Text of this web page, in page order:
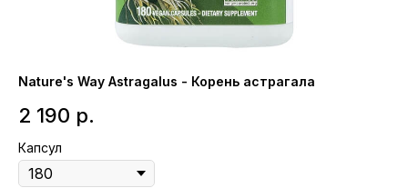
Nature's Way Astragalus - Корень астрагала
2 190 р.
Капсул